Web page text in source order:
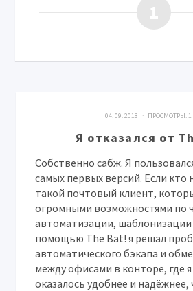
1
04. 09. 2018 · ПРОСМОТРЫ:
Я отказался от
Собственно сабж. Я
самых первых версий. Если кто
такой почтовый клиент,
огромными возможностями по
автоматизации, шаблонизации
помощью The Bat! я решал
автоматического бэкапа и
между офисами в конторе, где
оказалось удобнее и